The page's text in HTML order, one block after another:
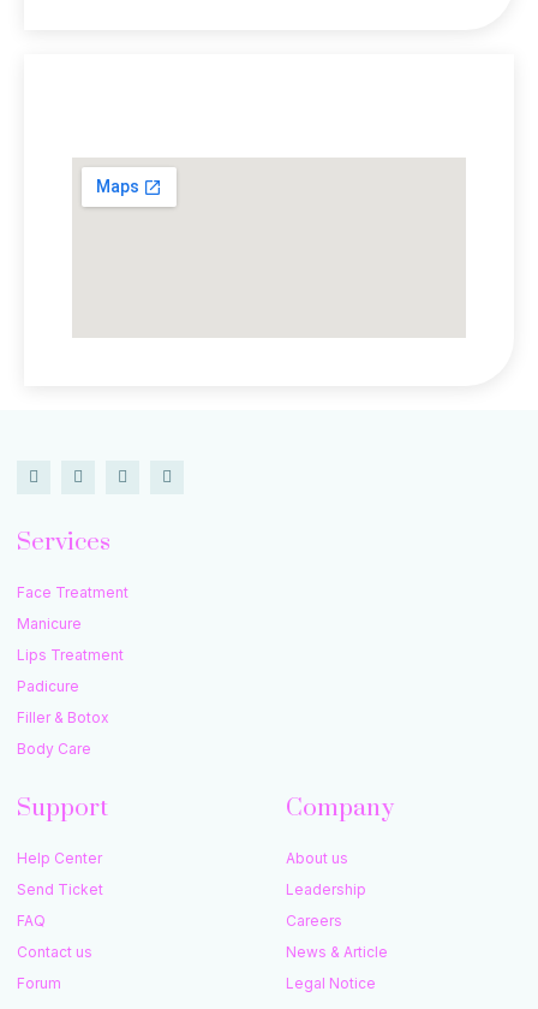
Services
Face Treatment
Manicure
Lips Treatment
Padicure
Filler & Botox
Body Care
Support
Help Center
Send Ticket
FAQ
Contact us
Forum
Company
About us
Leadership
Careers
News & Article
Legal Notice